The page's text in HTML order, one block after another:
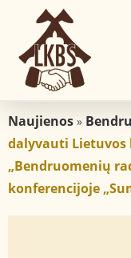
Naujienos »
dalyvauti Lietuvos
„Bendruomenių
konferencijoje